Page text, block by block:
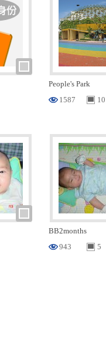
People's Park
1587
10
BB2months
943
5